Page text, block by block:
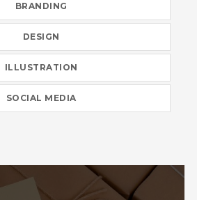
BRANDING
DESIGN
ILLUSTRATION
SOCIAL MEDIA